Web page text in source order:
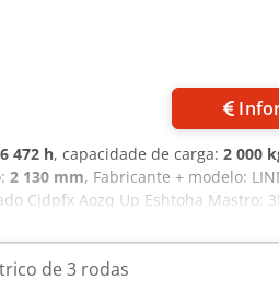
6 472 h, capacidade de carga: 2 000
2 130 mm, Fabricante + modelo:
Cjdpfx Aozq Up Eshtoha Mastro:
horas Capacidade: Bateria NOVA
X Tipo = Cat 2G (permitido na
de temperatura = T 135 *C - IP
Mastro triplex FFL - Faróis
de 3 rodas